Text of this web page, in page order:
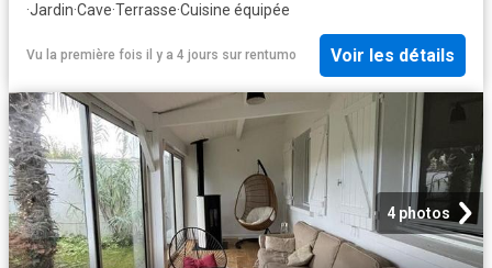
·Jardin·Cave·Terrasse·Cuisine équipée
Vu la première fois il y a 4 jours sur rentumo Voir les détails
4 photos